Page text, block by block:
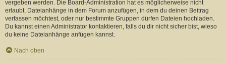
vergeben werden. Die Board-Administration hat es möglicherweise nicht
erlaubt, Dateianhänge in dem Forum anzufügen, in dem du deinen Beitrag
verfassen möchtest, oder nur bestimmte Gruppen dürfen Dateien hochladen.
Du kannst einen Administrator kontaktieren, falls du dir nicht sicher bist, wieso
du keine Dateianhänge anfügen kannst.
Nach oben